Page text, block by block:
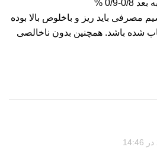
مصرفی باید ریز و باخلوص بالا بوده
شده باشد. همچنین بدون ناخالصی